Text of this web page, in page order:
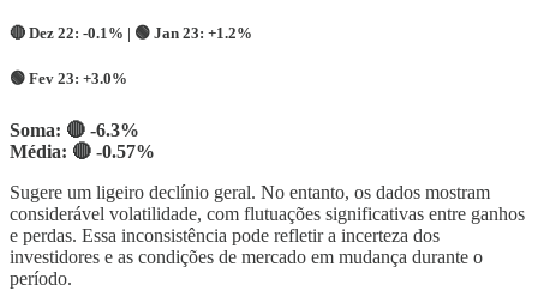
🔴 Dez 22: -0.1% | 🟢 Jan 23: +1.2%
🟢 Fev 23: +3.0%
Soma: 🔴 -6.3%
Média: 🔴 -0.57%
Sugere um ligeiro declínio geral. No entanto, os dados mostram
considerável volatilidade, com flutuações significativas entre ganhos
e perdas. Essa inconsistência pode refletir a incerteza dos
investidores e as condições de mercado em mudança durante o
período.